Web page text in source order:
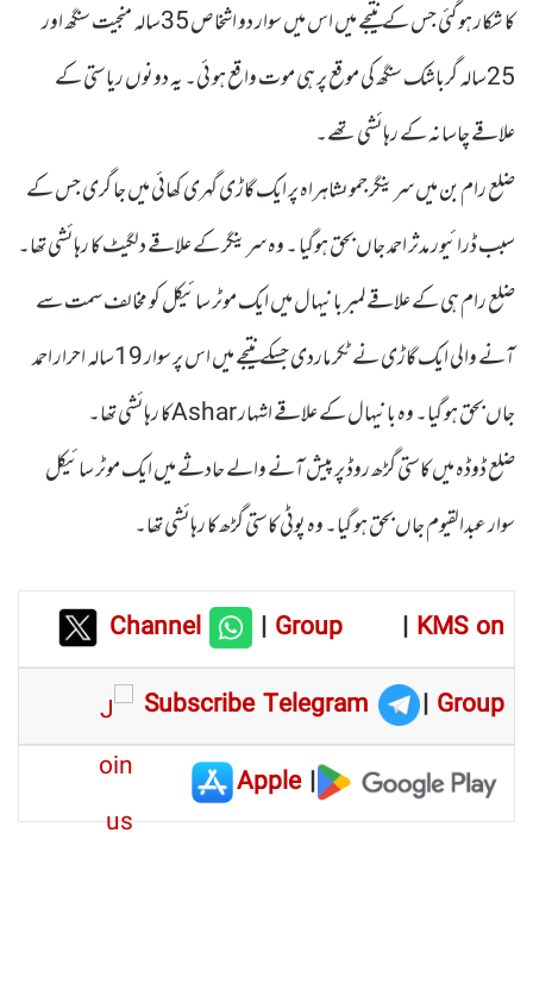
کا شکار ہو گئی جس کے نتیجے میں اس میں سوار دو اشخاص 35سالہ منجیت سنگھ اور
25سالہ گرباشک سنگھ کی موقع پر ہی موت واقع ہو ئی۔ یہ دونوں ریاستی کے
علاقے چاسانہ کے رہائشی تھے۔
ضلع رام بن میں سرینگر جموںشاہراہ پر ایک گاڑی گہری کھائی میں جا گری جس کے
سبب ڈرائیور مدثر احمد جاں بحق ہوگیا ۔ وہ سرینگر کے علاقے دلگیٹ کا رہائشی تھا۔
ضلع رام ہی کے علاقے لمبر بانیہال میں ایک موٹر سائیکل کو مخالف سمت سے
آنے والی ایک گاڑی نے ٹکر ماردی جسکے نتیجے میں اس پر سوار 19سالہ احرار احمد
جاں بحق ہو گیا۔ وہ بانیہال کے علاقے اشہار Asharکا رہائشی تھا۔
ضلع ڈوڈہ میں کاستی گڑھ روڈ پر پیش آنے والے حادثے میں ایک موٹر سائیکل
سوار عبدالقیوم جاں بحق ہو گیا۔ وہ پوٹی کاستی گڑھ کا رہائشی تھا۔
Channel |Group | KMS on
Subscribe Telegram
| Group
|
Apple